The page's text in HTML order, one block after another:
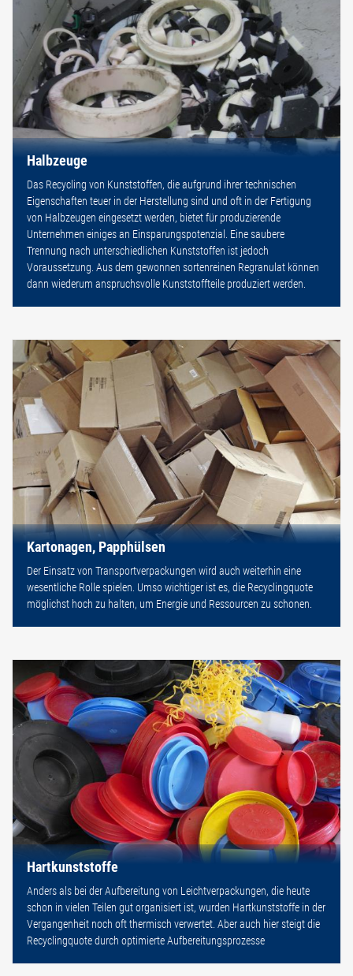
Halbzeuge
Das Recycling von Kunststoffen, die aufgrund ihrer technischen
Eigenschaften teuer in der Herstellung sind und oft in der Fertigung
von Halbzeugen eingesetzt werden, bietet für produzierende
Unternehmen einiges an Einsparungspotenzial. Eine saubere
Trennung nach unterschiedlichen Kunststoffen ist jedoch
Voraussetzung. Aus dem gewonnen sortenreinen Regranulat können
dann wiederum anspruchsvolle Kunststoffteile produziert werden.
Kartonagen, Papphülsen
Der Einsatz von Transportverpackungen wird auch weiterhin eine
wesentliche Rolle spielen. Umso wichtiger ist es, die Recyclingquote
möglichst hoch zu halten, um Energie und Ressourcen zu schonen.
Hartkunststoffe
Anders als bei der Aufbereitung von Leichtverpackungen, die heute
schon in vielen Teilen gut organisiert ist, wurden Hartkunststoffe in der
Vergangenheit noch oft thermisch verwertet. Aber auch hier steigt die
Recyclingquote durch optimierte Aufbereitungsprozesse